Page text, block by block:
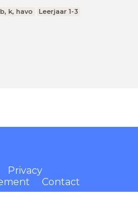
k, havo Leerjaar 1-3
Privacy
Contact